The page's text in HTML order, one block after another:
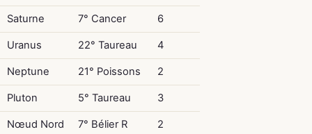
Saturne 7° Cancer 6
Uranus 22° Taureau 4
Neptune 21° Poissons 2
Pluton 5° Taureau 3
Nœud Nord 7° Bélier R 2